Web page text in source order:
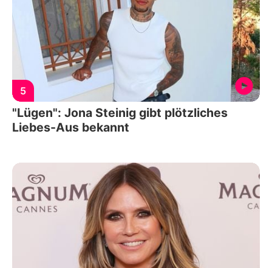
5
"Lügen": Jona Steinig gibt plötzliches
Liebes-Aus bekannt